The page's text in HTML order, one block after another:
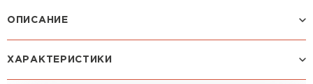
ОПИСАНИЕ
Профиль МОНТЕРРОСА:
ХАРАКТЕРИСТИКИ